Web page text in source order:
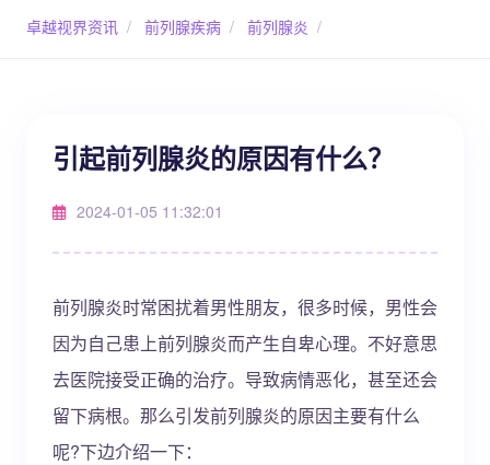
卓越视界资讯 / 前列腺疾病 / 前列腺炎 /
引起前列腺炎的原因有什么？
2024-01-05 11:32:01
前列腺炎时常困扰着男性朋友，很多时候，男性会
因为自己患上前列腺炎而产生自卑心理。不好意思
去医院接受正确的治疗。导致病情恶化，甚至还会
留下病根。那么引发前列腺炎的原因主要有什么
呢?下边介绍一下：